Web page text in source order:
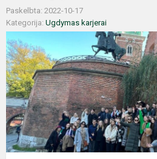
Paskelbta: 2022-10-17
Kategorija: Ugdymas karjerai